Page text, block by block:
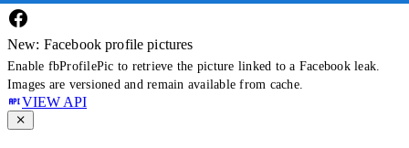
New: Facebook profile pictures
Enable fbProfilePic to retrieve the picture linked to a Facebook leak.
Images are versioned and remain available from cache.
VIEW API